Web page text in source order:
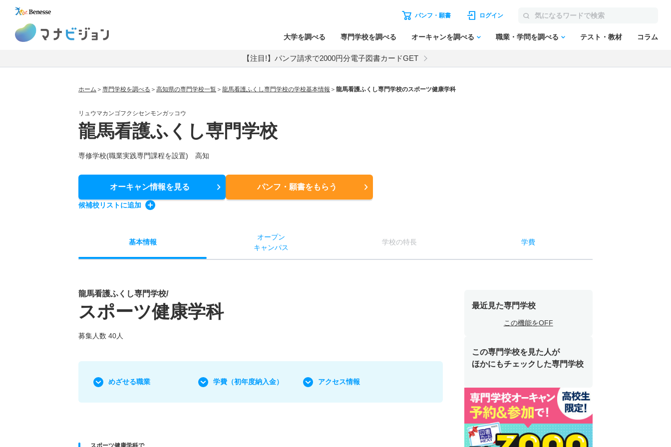
パンフ・願書 ログイン
大学を調べる 専門学校を調べる オーキャンを調べる 職業・学問を調べる テスト・教材 コラム
【注目!】パンフ請求で2000円分電子図書カードGET
ホーム 専門学校を調べる 高知県の専門学校一覧 龍馬看護ふくし専門学校の学校基本情報 龍馬看護ふくし専門学校のスポーツ健康学科
リュウマカンゴフクシセンモンガッコウ
龍馬看護ふくし専門学校
専修学校(職業実践専門課程を設置) 高知
オーキャン情報を見る パンフ・願書をもらう
候補校リストに追加
基本情報
オープン
キャンパス
学校の特長 学費
龍馬看護ふくし専門学校/
スポーツ健康学科
募集人数 40人
めざせる職業 学費 （初年度納入金） アクセス情報
スポーツ健康学科で
最近見た専門学校
この機能をOFF
この専門学校を見た人が
ほかにもチェックした専門学校